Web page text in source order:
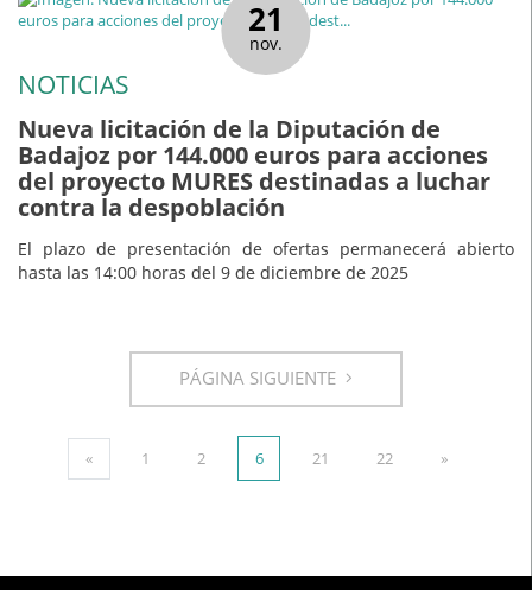
21
nov.
NOTICIAS
Nueva licitación de la Diputación de
Badajoz por 144.000 euros para acciones
del proyecto MURES destinadas a luchar
contra la despoblación
El plazo de presentación de ofertas permanecerá abierto
hasta las 14:00 horas del 9 de diciembre de 2025
PÁGINA SIGUIENTE
« 1 2 6 21 22 »